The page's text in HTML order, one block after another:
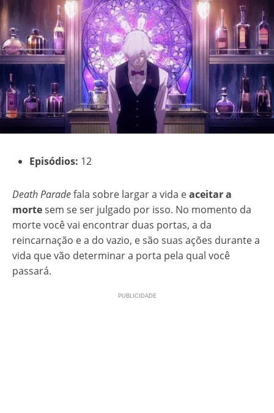
Episódios: 12
Death Paradefala sobre largar a vida eaceitar a
mortesem se ser julgado por isso. No momento da
morte você vai encontrar duas portas, a da
reincarnação e a do vazio, e são suas ações durante a
vida que vão determinar a porta pela qual você
passará.